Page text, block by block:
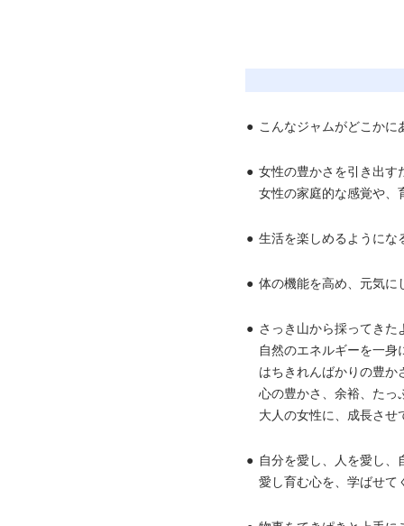
● こんなジャムがどこかに
● 女性の豊かさを引き出す
女性の家庭的な感覚や、
● 生活を楽しめるようにな
● 体の機能を高め、元気に
● さっき山から採ってきた
自然のエネルギーを一身
はちきれんばかりの豊か
心の豊かさ、余裕、たっ
大人の女性に、成長させ
● 自分を愛し、人を愛し、
愛し育む心を、学ばせて